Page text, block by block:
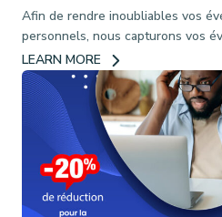
Afin de rendre inoubliables vos
personnels, nous capturons vos
LEARN MORE